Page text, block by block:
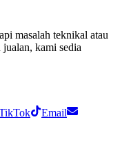
masalah teknikal atau
kami sedia
Email